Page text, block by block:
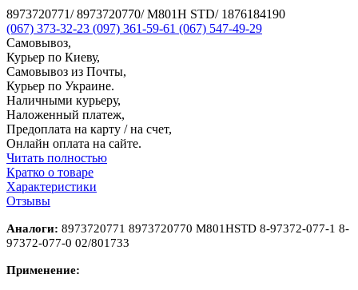
8973720771/ 8973720770/ M801H STD/ 1876184190
(067) 373-32-23 (097) 361-59-61 (067) 547-49-29
Самовывоз,
Курьер по Киеву,
Самовывоз из Почты,
Курьер по Украине.
Наличными курьеру,
Наложенный платеж,
Предоплата на карту / на счет,
Онлайн оплата на сайте.
Читать полностью
Кратко о товаре
Характеристики
Отзывы
Аналоги: 8973720771 8973720770 M801HSTD 8-97372-077-1 8-
97372-077-0 02/801733
Применение: